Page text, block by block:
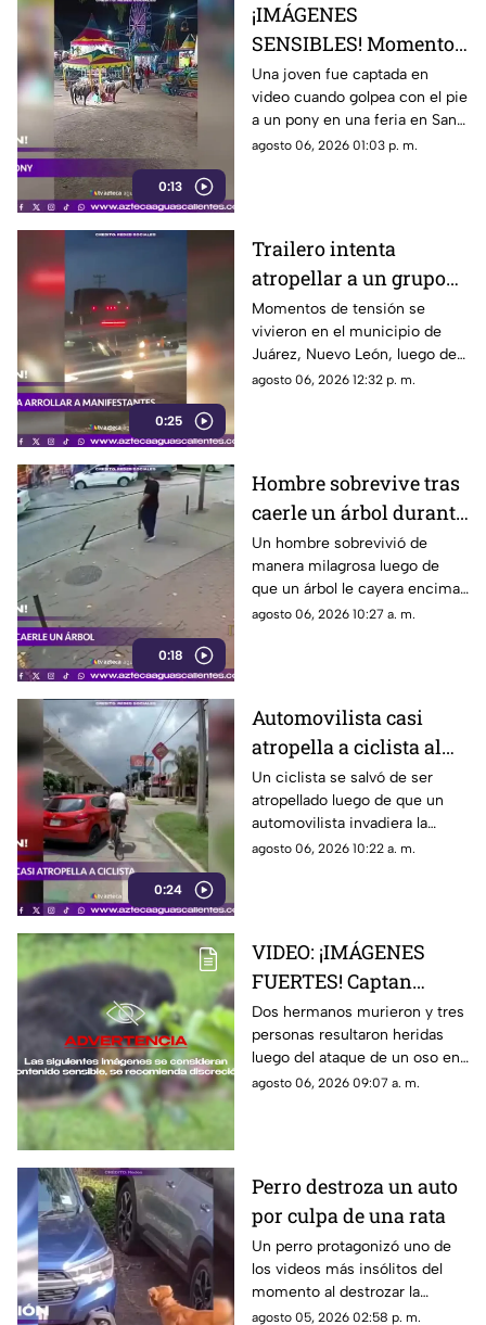
0:13
¡IMÁGENES
SENSIBLES! Momento
en el que mujer golpea
a un pony durante una
feria
Una joven fue captada en
video cuando golpea con el pie
a un pony en una feria en San
Luis Potosí; el hecho ha
agosto 06, 2026 01:03 p. m.
0:25
Trailero intenta
atropellar a un grupo
de personas y choca
varios vehículos
Momentos de tensión se
vivieron en el municipio de
Juárez, Nuevo León, luego de
que un trailero presuntamente
agosto 06, 2026 12:32 p. m.
0:18
Hombre sobrevive tras
caerle un árbol durante
tormenta
Un hombre sobrevivió de
manera milagrosa luego de
que un árbol le cayera encima
durante una fuerte tormenta
agosto 06, 2026 10:27 a. m.
0:24
Automovilista casi
atropella a ciclista al
invadir el carril de la
ciclovía en Guadalajara
Un ciclista se salvó de ser
atropellado luego de que un
automovilista invadiera la
ciclovía al girar a la derecha sin
agosto 06, 2026 10:22 a. m.
VIDEO: ¡IMÁGENES
FUERTES! Captan
momento en el que dos
hermanos son
devorados por un oso
Dos hermanos murieron y tres
personas resultaron heridas
luego del ataque de un oso en
el distrito de Kanker en India;
agosto 06, 2026 09:07 a. m.
Perro destroza un auto
por culpa de una rata
Un perro protagonizó uno de
los videos más insólitos del
momento al destrozar la
defensa de un automóvil con
agosto 05, 2026 02:58 p. m.